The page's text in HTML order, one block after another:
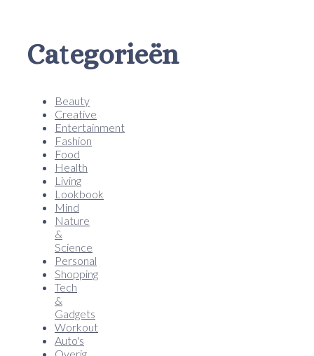
Categorieën
Beauty
Creative
Entertainment
Fashion
Food
Health
Living
Lookbook
Mind
Nature
&
Science
Personal
Shopping
Tech
&
Gadgets
Workout
Auto's
Overig